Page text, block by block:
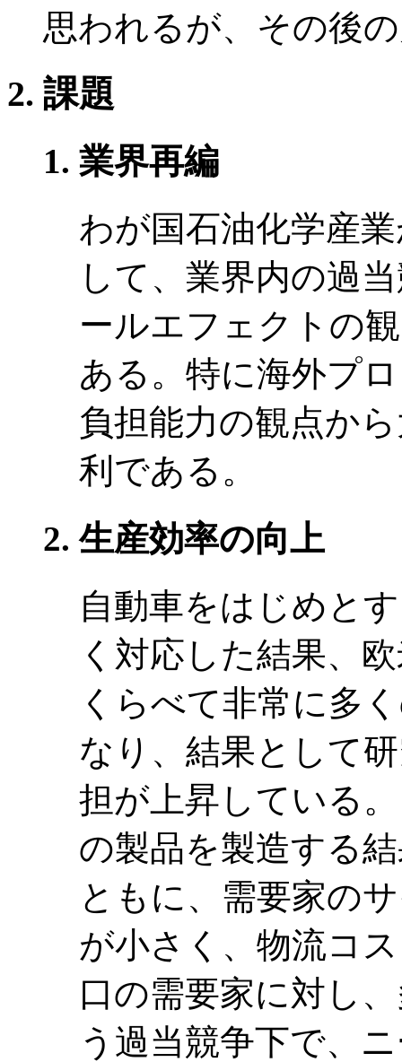
思われるが、その後
課題
業界再編
わが国石油化学産
して、業界内の過
ールエフェクトの
ある。特に海外プ
負担能力の観点か
利である。
生産効率の向上
自動車をはじめと
く対応した結果、
くらべて非常に多
なり、結果として
担が上昇している
の製品を製造する
ともに、需要家の
が小さく、物流コ
口の需要家に対し
う過当競争下で、